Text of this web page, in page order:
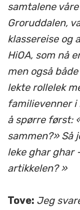
samtalene
Groruddalen,
klassereise og
HiOA, som nå
men også
lekte rollelek
familievenner i
å spørre først:
sammen?» Så
leke ghar ghar
artikkelen? »
Tove: Jeg